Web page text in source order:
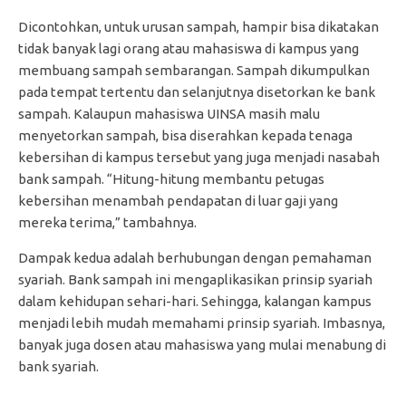
Dicontohkan, untuk urusan sampah, hampir bisa dikatakan
tidak banyak lagi orang atau mahasiswa di kampus yang
membuang sampah sembarangan. Sampah dikumpulkan
pada tempat tertentu dan selanjutnya disetorkan ke bank
sampah. Kalaupun mahasiswa UINSA masih malu
menyetorkan sampah, bisa diserahkan kepada tenaga
kebersihan di kampus tersebut yang juga menjadi nasabah
bank sampah. “Hitung-hitung membantu petugas
kebersihan menambah pendapatan di luar gaji yang
mereka terima,” tambahnya.
Dampak kedua adalah berhubungan dengan pemahaman
syariah. Bank sampah ini mengaplikasikan prinsip syariah
dalam kehidupan sehari-hari. Sehingga, kalangan kampus
menjadi lebih mudah memahami prinsip syariah. Imbasnya,
banyak juga dosen atau mahasiswa yang mulai menabung di
bank syariah.